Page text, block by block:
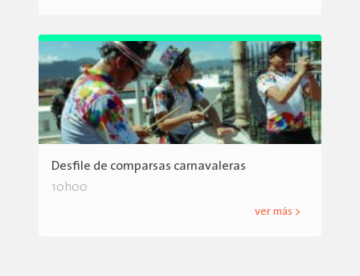
Desfile de comparsas carnavaleras
10h00
ver más >